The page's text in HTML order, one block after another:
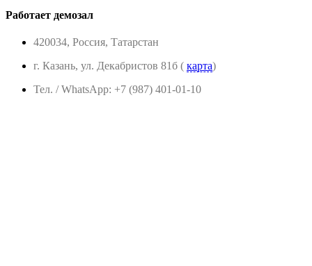
Работает демозал
420034, Россия, Татарстан
г. Казань, ул. Декабристов 81б ( карта)
Тел. / WhatsApp: +7 (987) 401-01-10